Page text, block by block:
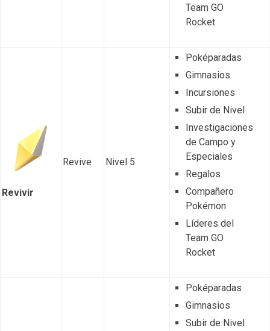
Team GO
Rocket
Revivir
Revive Nivel 5
Poképaradas
Gimnasios
Incursiones
Subir de Nivel
Investigaciones
de Campo y
Especiales
Regalos
Compañero
Pokémon
Líderes del
Team GO
Rocket
Poképaradas
Gimnasios
Subir de Nivel